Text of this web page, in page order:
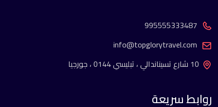
995555333487
info@topglorytravel.com
10 شارع تسيناندالي ، تبليسي 0144 ، جورجيا
روابط سريعة